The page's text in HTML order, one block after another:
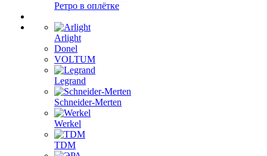
Ретро в оплётке
Arlight
Donel
VOLTUM
Legrand
Schneider-Merten
Werkel
TDM